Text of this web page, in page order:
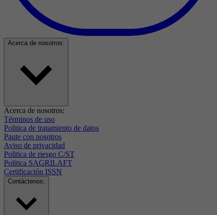
Acerca de nosotros:
Acerca de nosotros:
Términos de uso
Politica de tratamiento de datos
Paute con nosotros
Aviso de privacidad
Politica de riesgo C/ST
Politica SAGRILAFT
Certificación ISSN
Contáctenos: